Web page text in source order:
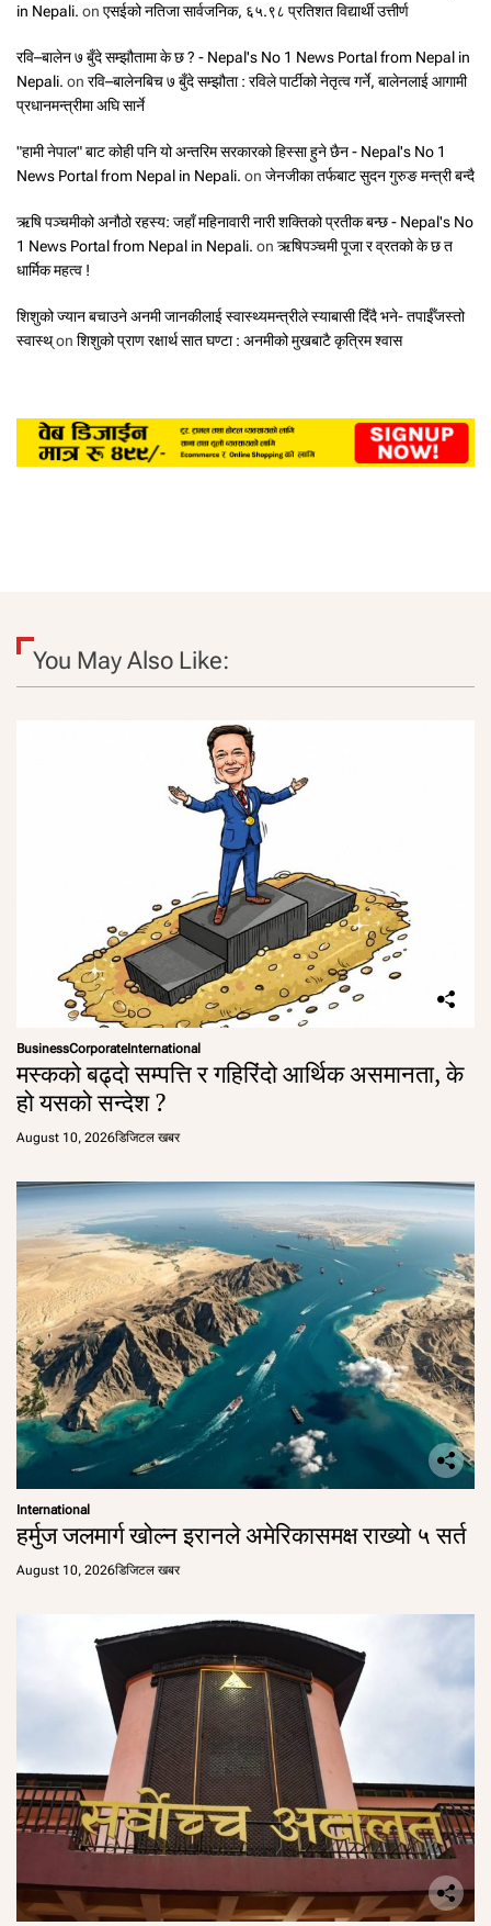
in Nepali. on एसईको नतिजा सार्वजनिक, ६५.९८ प्रतिशत विद्यार्थी उत्तीर्ण
रवि–बालेन ७ बुँदे सम्झौतामा के छ ? - Nepal's No 1 News Portal from Nepal in
Nepali. on रवि–बालेनबिच ७ बुँदे सम्झौता : रविले पार्टीको नेतृत्व गर्ने, बालेनलाई आगामी
प्रधानमन्त्रीमा अघि सार्ने
"हामी नेपाल" बाट कोही पनि यो अन्तरिम सरकारको हिस्सा हुने छैन - Nepal's No 1
News Portal from Nepal in Nepali. on जेनजीका तर्फबाट सुदन गुरुङ मन्त्री बन्दै
ऋषि पञ्चमीको अनौठो रहस्य: जहाँ महिनावारी नारी शक्तिको प्रतीक बन्छ - Nepal's No
1 News Portal from Nepal in Nepali. on ऋषिपञ्चमी पूजा र व्रतको के छ त
धार्मिक महत्व !
शिशुको ज्यान बचाउने अनमी जानकीलाई स्वास्थ्यमन्त्रीले स्याबासी दिँदै भने- तपाईँजस्तो
स्वास्थ्on शिशुको प्राण रक्षार्थ सात घण्टा : अनमीको मुखबाटै कृत्रिम श्वास
You May Also Like:
BusinessCorporateInternational
मस्कको बढ्दो सम्पत्ति र गहिरिंदो आर्थिक असमानता, के
हो यसको सन्देश ?
August 10, 2026डिजिटल खबर
International
हर्मुज जलमार्ग खोल्न इरानले अमेरिकासमक्ष राख्यो ५ सर्त
August 10, 2026डिजिटल खबर